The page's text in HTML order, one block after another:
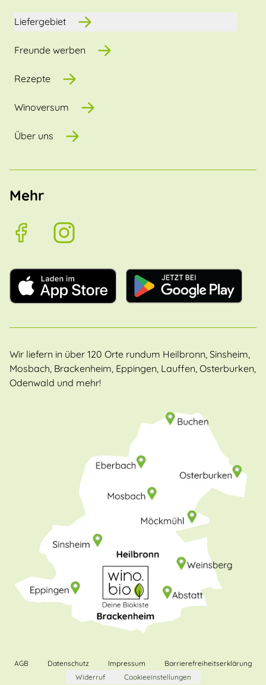
Liefergebiet
Freunde werben
Rezepte
Winoversum
Über uns
Mehr
Wir liefern in über 120 Orte rundum Heilbronn, Sinsheim,
Mosbach, Brackenheim, Eppingen, Lauffen, Osterburken,
Odenwald und mehr!
AGB Datenschutz Impressum
Barrierefreiheitserklärung
Widerruf
Cookieeinstellungen